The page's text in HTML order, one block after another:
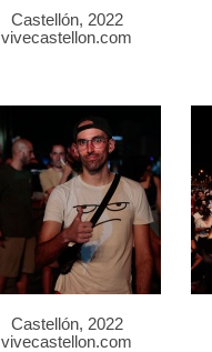
Castellón, 2022
vivecastellon.com
Castellón, 2022
vivecastellon.com